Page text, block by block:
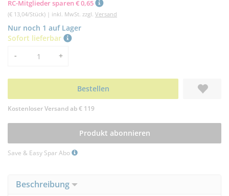
RC-Mitglieder sparen € 0,65
(€ 13,04/Stück) | inkl. MwSt. zzgl. Versand
Nur noch 1 auf Lager
Sofort lieferbar
Menge
- +
Bestellen
Kostenloser Versand ab € 119
Produkt abonnieren
Save & Easy Spar Abo
Beschreibung